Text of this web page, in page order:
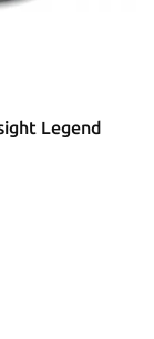
Legend